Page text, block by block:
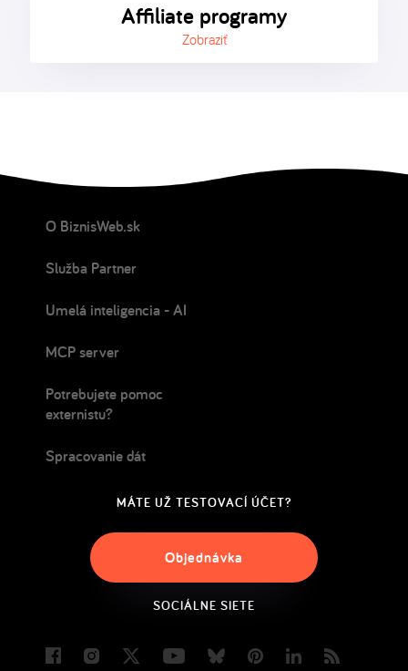
Affiliate programy
Zobraziť
O BiznisWeb.sk
Služba Partner
Umelá inteligencia - AI
MCP server
Potrebujete pomoc
externistu?
Spracovanie dát
MÁTE UŽ TESTOVACÍ ÚČET?
Objednávka
SOCIÁLNE SIETE
FacebookInstagram
Twitter YoutubeBlueskyPinterestLinkedIn